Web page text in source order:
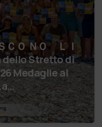
ＣＯ ＮＯ ＬＩ
al
La…